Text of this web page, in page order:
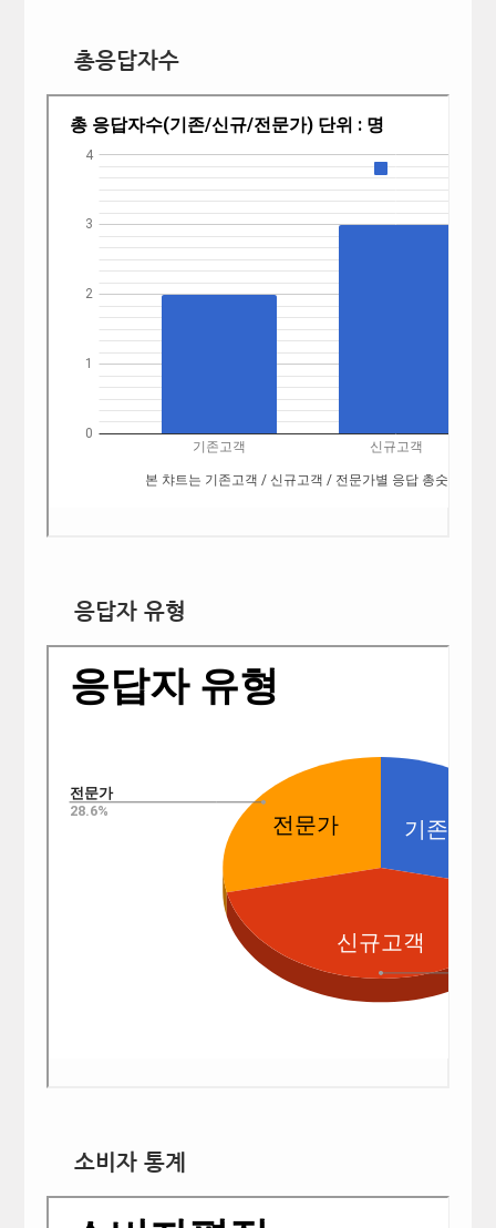
총응답자수
응답자 유형
소비자 통계